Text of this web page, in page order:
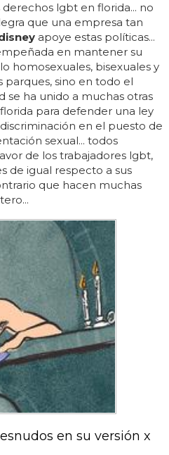
lgbt en florida... no
que una empresa tan
apoye estas políticas...
en mantener su
homosexuales, bisexuales y
parques, sino en todo el
se ha unido a muchas otras
para defender una ley
en el puesto de
sexual... todos
de los trabajadores lgbt,
de igual respecto a sus
que hacen muchas
en su versión x